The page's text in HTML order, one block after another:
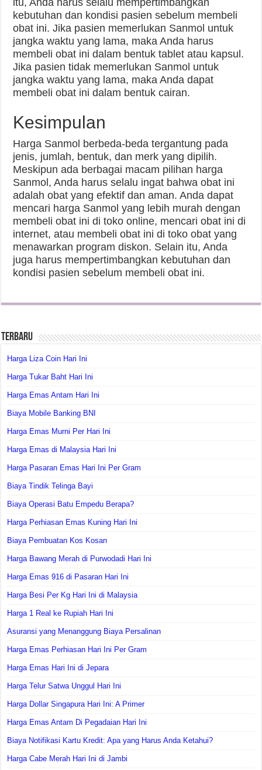
kebutuhan dan kondisi pasien sebelum membeli
obat ini. Jika pasien memerlukan Sanmol untuk
jangka waktu yang lama, maka Anda harus
membeli obat ini dalam bentuk tablet atau kapsul.
Jika pasien tidak memerlukan Sanmol untuk
jangka waktu yang lama, maka Anda dapat
membeli obat ini dalam bentuk cairan.
Kesimpulan
Harga Sanmol berbeda-beda tergantung pada
jenis, jumlah, bentuk, dan merk yang dipilih.
Meskipun ada berbagai macam pilihan harga
Sanmol, Anda harus selalu ingat bahwa obat ini
adalah obat yang efektif dan aman. Anda dapat
mencari harga Sanmol yang lebih murah dengan
membeli obat ini di toko online, mencari obat ini di
internet, atau membeli obat ini di toko obat yang
menawarkan program diskon. Selain itu, Anda
juga harus mempertimbangkan kebutuhan dan
kondisi pasien sebelum membeli obat ini.
Terbaru
Harga Liza Coin Hari Ini
Harga Tukar Baht Hari Ini
Harga Emas Antam Hari Ini
Biaya Mobile Banking BNI
Harga Emas Murni Per Hari Ini
Harga Emas di Malaysia Hari Ini
Harga Pasaran Emas Hari Ini Per Gram
Biaya Tindik Telinga Bayi
Biaya Operasi Batu Empedu Berapa?
Harga Perhiasan Emas Kuning Hari Ini
Biaya Pembuatan Kos Kosan
Harga Bawang Merah di Purwodadi Hari Ini
Harga Emas 916 di Pasaran Hari Ini
Harga Besi Per Kg Hari Ini di Malaysia
Harga 1 Real ke Rupiah Hari Ini
Asuransi yang Menanggung Biaya Persalinan
Harga Emas Perhiasan Hari Ini Per Gram
Harga Emas Hari Ini di Jepara
Harga Telur Satwa Unggul Hari Ini
Harga Dollar Singapura Hari Ini: A Primer
Harga Emas Antam Di Pegadaian Hari Ini
Biaya Notifikasi Kartu Kredit: Apa yang Harus Anda Ketahui?
Harga Cabe Merah Hari Ini di Jambi